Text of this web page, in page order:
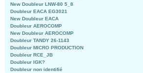
New Doubleur LNW-80 5_8
Doubleur EACA EG3021
New Doubleur EACA
Doubleur AEROCOMP
New Doubleur AEROCOMP
Doubleur TANDY 26-1143
Doubleur MICRO PRODUCTION
Doubleur RCE_JB
Doubleur IGK?
Doubleur non identifié